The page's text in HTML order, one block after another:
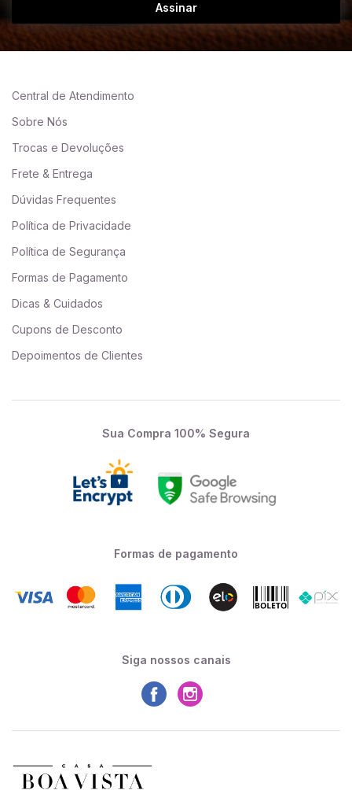
Assinar
Central de Atendimento
Sobre Nós
Trocas e Devoluções
Frete & Entrega
Dúvidas Frequentes
Política de Privacidade
Política de Segurança
Formas de Pagamento
Dicas & Cuidados
Cupons de Desconto
Depoimentos de Clientes
Sua Compra 100% Segura
Formas de pagamento
Siga nossos canais